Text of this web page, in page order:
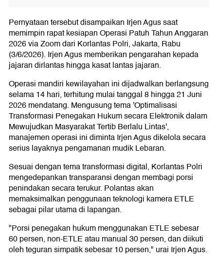
Pernyataan tersebut disampaikan Irjen Agus saat
memimpin rapat kesiapan Operasi Patuh Tahun Anggaran
2026 via Zoom dari Korlantas Polri, Jakarta, Rabu
(3/6/2026). Irjen Agus memberikan pengarahan kepada
jajaran dirlantas hingga kasat lantas jajaran.
Operasi mandiri kewilayahan ini dijadwalkan berlangsung
selama 14 hari, terhitung mulai tanggal 8 hingga 21 Juni
2026 mendatang. Mengusung tema 'Optimalisasi
Transformasi Penegakan Hukum secara Elektronik dalam
Mewujudkan Masyarakat Tertib Berlalu Lintas',
manajemen operasi ini diminta Irjen Agus dikelola secara
serius layaknya pengamanan mudik Lebaran.
Sesuai dengan tema transformasi digital, Korlantas Polri
mengedepankan transparansi dengan membagi porsi
penindakan secara terukur. Polantas akan
memaksimalkan penggunaan teknologi kamera ETLE
sebagai pilar utama di lapangan.
"Porsi penegakan hukum menggunakan ETLE sebesar
60 persen, non-ETLE atau manual 30 persen, dan diikuti
oleh teguran simpatik sebesar 10 persen," urai Irjen Agus.